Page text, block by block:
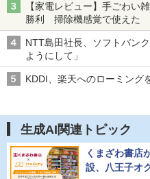
【家電レビュー】手ごわい
勝利 掃除機感覚で使えた
NTT島田社長、ソフトバン
ようにして」
KDDI、楽天へのローミング
生成AI関連トピック
くまざわ書店
設、八王子オ